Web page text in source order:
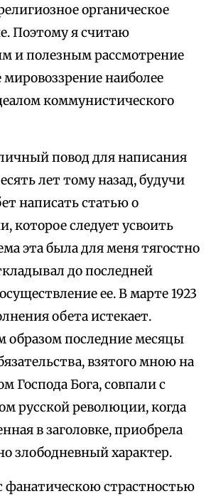
органическое
Поэтому я считаю
и полезным рассмотрение
мировоззрение наиболее
коммунистического
повод для написания
лет тому назад, будучи
написать статью о
которое следует усвоить
эта была для меня тягостно
до последней
ее. В марте 1923
обета истекает.
образом последние месяцы
взятого мною на
Господа Бога, совпали с
русской революции, когда
в заголовке, приобрела
злободневный характер.
страстностью